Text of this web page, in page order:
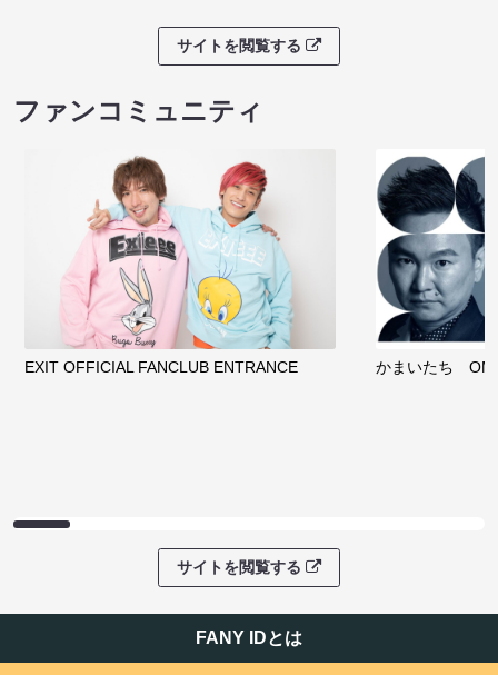
サイトを閲覧する
ファンコミュニティ
EXIT OFFICIAL FANCLUB ENTRANCE かまいたち
サイトを閲覧する
FANY IDとは